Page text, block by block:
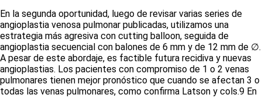
En la segunda oportunidad, luego de revisar varias series de
angioplastia venosa pulmonar publicadas, utilizamos una
estrategia más agresiva con cutting balloon, seguida de
angioplastia secuencial con balones de 6 mm y de 12 mm de ∅.
A pesar de este abordaje, es factible futura recidiva y nuevas
angioplastias. Los pacientes con compromiso de 1 o 2 venas
pulmonares tienen mejor pronóstico que cuando se afectan 3 o
todas las venas pulmonares, como confirma Latson y cols.9 En